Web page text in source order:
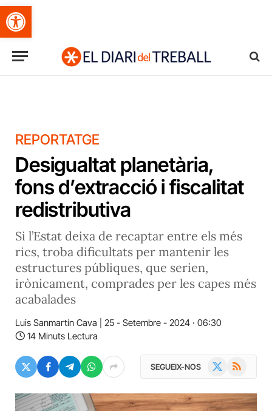
Obre la barra d'eines
REPORTATGE
Desigualtat planetària,
fons d’extracció i fiscalitat
redistributiva
Si l’Estat deixa de recaptar entre els més
rics, troba dificultats per mantenir les
estructures públiques, que serien,
irònicament, comprades per les capes més
acabalades
Luis Sanmartín Cava
25 - Setembre - 2024 · 06:30
14 Minuts Lectura
SEGUEIX-NOS RSS